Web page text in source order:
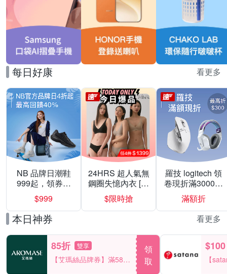
每日好康 看更多
NB 品牌日潮鞋
999起，領券折
上折 最高回饋
40%
$999
24HRS 超人氣無
鋼圈失憶內衣 [熱
銷好評]
$限時搶
羅技 logitech 領
卷現折滿3000折
300
滿額折
本日神券 看更多
85折 雙享
【艾瑪絲品牌券】滿580
享85折！
領
取
$100
【
一件